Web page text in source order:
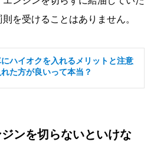
を受けることはありません。
ハイオクを入れるメリットと注意
た方が良いって本当？
ンを切らないといけな